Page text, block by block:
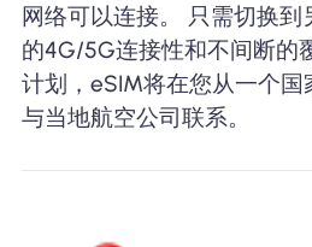
网络可以连接。 只需切换
的4G/5G连接性和不间断的
计划，eSIM将在您从一个
与当地航空公司联系。